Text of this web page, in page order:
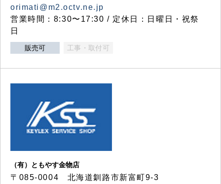
orimati@m2.octv.ne.jp
営業時間：8:30〜17:30 / 定休日：日曜日・祝祭
日
販売可 工事・取付可
（有）ともやす金物店
〒085-0004 北海道釧路市新富町9-3